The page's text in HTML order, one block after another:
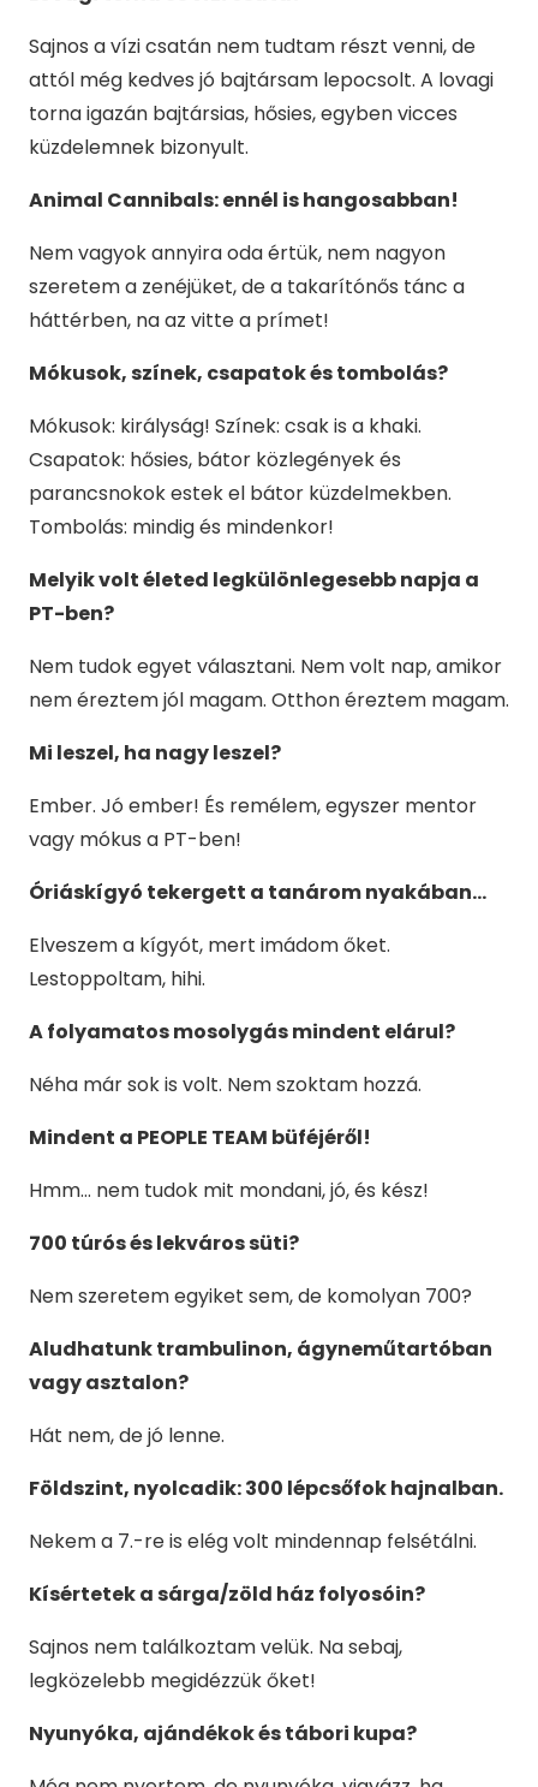
Sajnos a vízi csatán nem tudtam részt venni, de
attól még kedves jó bajtársam lepocsolt. A lovagi
torna igazán bajtársias, hősies, egyben vicces
küzdelemnek bizonyult.
Animal Cannibals: ennél is hangosabban!
Nem vagyok annyira oda értük, nem nagyon
szeretem a zenéjüket, de a takarítónős tánc a
háttérben, na az vitte a prímet!
Mókusok, színek, csapatok és tombolás?
Mókusok: királyság! Színek: csak is a khaki.
Csapatok: hősies, bátor közlegények és
parancsnokok estek el bátor küzdelmekben.
Tombolás: mindig és mindenkor!
Melyik volt életed legkülönlegesebb napja a
PT-ben?
Nem tudok egyet választani. Nem volt nap, amikor
nem éreztem jól magam. Otthon éreztem magam.
Mi leszel, ha nagy leszel?
Ember. Jó ember! És remélem, egyszer mentor
vagy mókus a PT-ben!
Óriáskígyó tekergett a tanárom nyakában…
Elveszem a kígyót, mert imádom őket.
Lestoppoltam, hihi.
A folyamatos mosolygás mindent elárul?
Néha már sok is volt. Nem szoktam hozzá.
Mindent a PEOPLE TEAM büféjéről!
Hmm… nem tudok mit mondani, jó, és kész!
700 túrós és lekváros süti?
Nem szeretem egyiket sem, de komolyan 700?
Aludhatunk trambulinon, ágyneműtartóban
vagy asztalon?
Hát nem, de jó lenne.
Földszint, nyolcadik: 300 lépcsőfok hajnalban.
Nekem a 7.-re is elég volt mindennap felsétálni.
Kísértetek a sárga/zöld ház folyosóin?
Sajnos nem találkoztam velük. Na sebaj,
legközelebb megidézzük őket!
Nyunyóka, ajándékok és tábori kupa?